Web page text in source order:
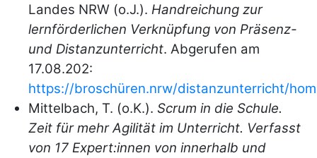
Landes NRW (o.J.). Handreichung zur
lernförderlichen Verknüpfung von Präsenz-
und Distanzunterricht. Abgerufen am
17.08.202:
https://broschüren.nrw/distanzunterricht/
Mittelbach, T. (o.K.). Scrum in die Schule.
Zeit für mehr Agilität im Unterricht. Verfasst
von 17 Expert:innen von innerhalb und